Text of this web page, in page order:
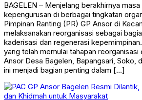
BAGELEN – Menjelang berakhirnya
kepengurusan di berbagai tingkatan
Pimpinan Ranting (PR) GP Ansor di
melaksanakan reorganisasi sebagai
kaderisasi dan regenerasi
yang telah memulai tahapan reorganisasi
Ansor Desa Bagelen, Bapangsari, Soko,
ini menjadi bagian penting dalam […]